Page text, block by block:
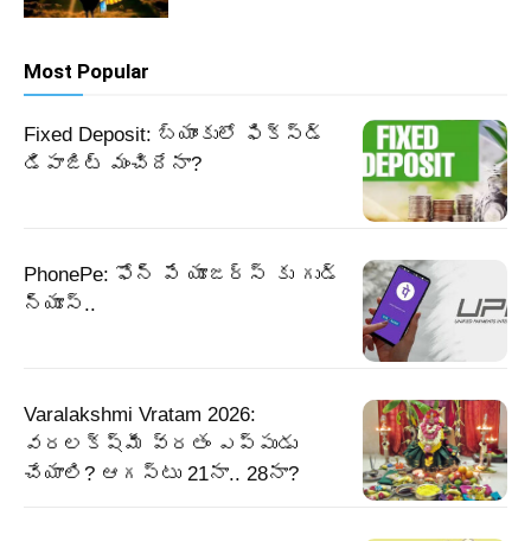
Most Popular
Fixed Deposit: బ్యాంకులో ఫిక్స్డ్
డిపాజిట్ మంచిదేనా?
PhonePe: ఫోన్ పే యూజర్స్ కు గుడ్
న్యూస్..
Varalakshmi Vratam 2026:
వరలక్ష్మీ వ్రతం ఎప్పుడు
చేయాలి? ఆగస్టు 21నా.. 28నా?